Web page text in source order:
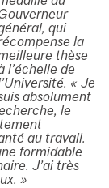
qui
la
thèse
l’échelle de
« Je
absolument
le
au travail.
formidable
J’ai très
»